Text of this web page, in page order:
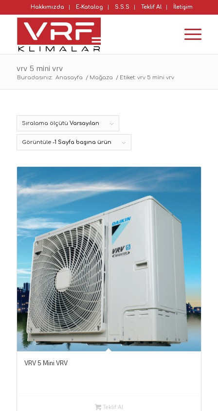
Hakkımızda E-Katalog S.S.S Teklif Al İletişim
vrv 5 mini vrv
Buradasınız: Anasayfa / Mağaza / Etiket: vrv 5 mini vrv
Sıralama ölçütü Varsayılan
Görüntüle -1 Sayfa başına ürün
VRV 5 Mini VRV
Teklif Al